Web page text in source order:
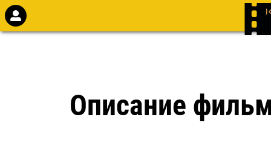
Описание